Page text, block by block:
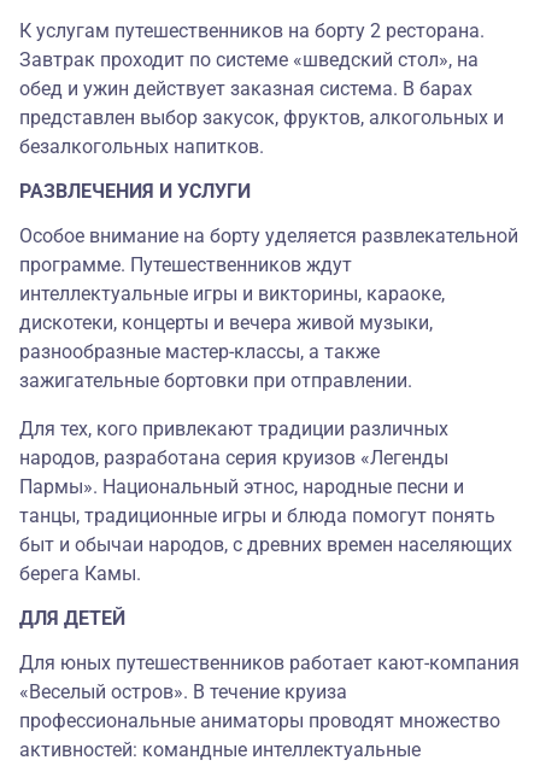
К услугам путешественников на борту 2 ресторана.
Завтрак проходит по системе «шведский стол», на
обед и ужин действует заказная система. В барах
представлен выбор закусок, фруктов, алкогольных и
безалкогольных напитков.
РАЗВЛЕЧЕНИЯ И УСЛУГИ
Особое внимание на борту уделяется развлекательной
программе. Путешественников ждут
интеллектуальные игры и викторины, караоке,
дискотеки, концерты и вечера живой музыки,
разнообразные мастер-классы, а также
зажигательные бортовки при отправлении.
Для тех, кого привлекают традиции различных
народов, разработана серия круизов «Легенды
Пармы». Национальный этнос, народные песни и
танцы, традиционные игры и блюда помогут понять
быт и обычаи народов, с древних времен населяющих
берега Камы.
ДЛЯ ДЕТЕЙ
Для юных путешественников работает кают-компания
«Веселый остров». В течение круиза
профессиональные аниматоры проводят множество
активностей: командные интеллектуальные